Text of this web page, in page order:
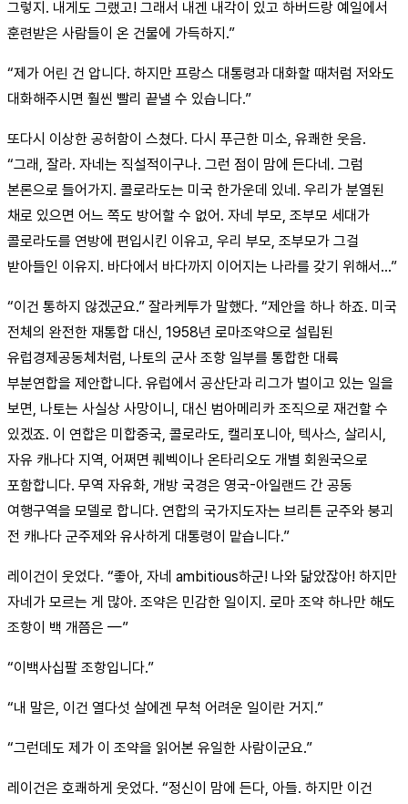
그렇지. 내게도 그랬고! 그래서 내겐 내각이 있고 하버드랑 예일에서
훈련받은 사람들이 온 건물에 가득하지.”
“제가 어린 건 압니다. 하지만 프랑스 대통령과 대화할 때처럼 저와도
대화해주시면 훨씬 빨리 끝낼 수 있습니다.”
또다시 이상한 공허함이 스쳤다. 다시 푸근한 미소, 유쾌한 웃음.
“그래, 잘라. 자네는 직설적이구나. 그런 점이 맘에 든다네. 그럼
본론으로 들어가지. 콜로라도는 미국 한가운데 있네. 우리가 분열된
채로 있으면 어느 쪽도 방어할 수 없어. 자네 부모, 조부모 세대가
콜로라도를 연방에 편입시킨 이유고, 우리 부모, 조부모가 그걸
받아들인 이유지. 바다에서 바다까지 이어지는 나라를 갖기 위해서...”
“이건 통하지 않겠군요.” 잘라케투가 말했다. “제안을 하나 하죠. 미국
전체의 완전한 재통합 대신, 1958년 로마조약으로 설립된
유럽경제공동체처럼, 나토의 군사 조항 일부를 통합한 대륙
부분연합을 제안합니다. 유럽에서 공산단과 리그가 벌이고 있는 일을
보면, 나토는 사실상 사망이니, 대신 범아메리카 조직으로 재건할 수
있겠죠. 이 연합은 미합중국, 콜로라도, 캘리포니아, 텍사스, 살리시,
자유 캐나다 지역, 어쩌면 퀘벡이나 온타리오도 개별 회원국으로
포함합니다. 무역 자유화, 개방 국경은 영국-아일랜드 간 공동
여행구역을 모델로 합니다. 연합의 국가지도자는 브리튼 군주와 붕괴
전 캐나다 군주제와 유사하게 대통령이 맡습니다.”
레이건이 웃었다. “좋아, 자네 ambitious하군! 나와 닮았잖아! 하지만
자네가 모르는 게 많아. 조약은 민감한 일이지. 로마 조약 하나만 해도
조항이 백 개쯤은 —”
“이백사십팔 조항입니다.”
“내 말은, 이건 열다섯 살에겐 무척 어려운 일이란 거지.”
“그런데도 제가 이 조약을 읽어본 유일한 사람이군요.”
레이건은 호쾌하게 웃었다. “정신이 맘에 든다, 아들. 하지만 이건